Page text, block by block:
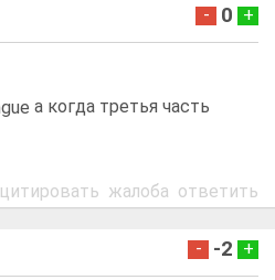
- 0 +
а когда третья часть
цитировать жалоба ответить
- -2 +